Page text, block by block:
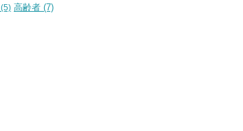
(5) 高齢者 (7)